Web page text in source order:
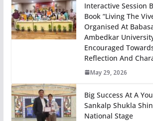
Interactive Session
Book “Living The
Organised At
Ambedkar
Encouraged
Reflection And
May 29, 2026
Big Success At A
Sankalp Shukla
National Stage